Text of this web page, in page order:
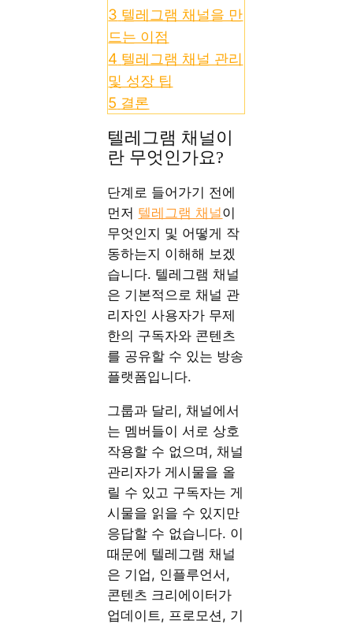
3 텔레그램 채널을 만
드는 이점
4 텔레그램 채널 관리
및 성장 팁
5 결론
텔레그램 채널이
란 무엇인가요?
단계로 들어가기 전에
먼저 텔레그램 채널이
무엇인지 및 어떻게 작
동하는지 이해해 보겠
습니다. 텔레그램 채널
은 기본적으로 채널 관
리자인 사용자가 무제
한의 구독자와 콘텐츠
를 공유할 수 있는 방송
플랫폼입니다.
그룹과 달리, 채널에서
는 멤버들이 서로 상호
작용할 수 없으며, 채널
관리자가 게시물을 올
릴 수 있고 구독자는 게
시물을 읽을 수 있지만
응답할 수 없습니다. 이
때문에 텔레그램 채널
은 기업, 인플루언서,
콘텐츠 크리에이터가
업데이트, 프로모션, 기